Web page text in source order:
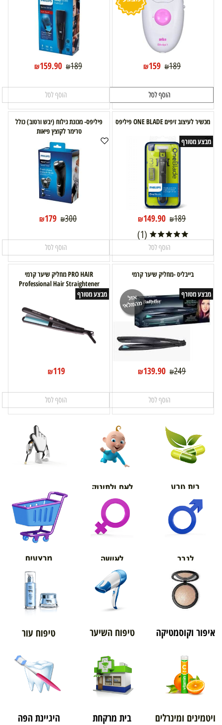
₪189
₪159
הוסף לסל
₪189
₪159.90
הוסף לסל
מכשיר לעיצוב זיפים ONE BLADE פיליפס
מבצע מטורף
₪189
₪149.90
(1)
הוסף לסל
פיליפס- מכונת גילוח (יבש ורטוב) כולל
טרימר לקוצץ פיאות
₪300
₪179
הוסף לסל
בייבליס -מחליק שיער קרמי
מבצע מטורף
₪249
₪139.90
הוסף לסל
PRO HAIR מחליק שיער קרמי
Professional Hair Straightener
מבצע מטורף
₪119
הוסף לסל
בית טבע לאם ולתינוק
אורטופדיה
לגבר לאישה מבצעים
איפור וקוסמטיקה טיפוח השיער טיפוח עור
ויטמינים ומינרלים בית מרקחת היגיינת הפה